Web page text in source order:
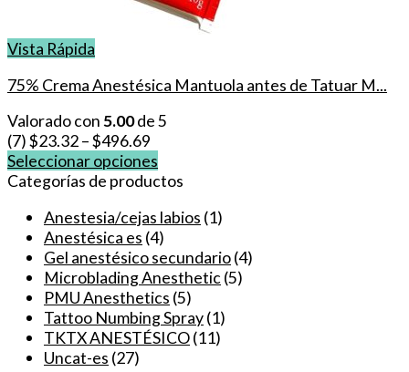
Vista Rápida
75% Crema Anestésica Mantuola antes de Tatuar M...
Valorado con5.00de 5
(7)$23.32–$496.69
Seleccionar opciones
Este
tiene
múltiples
variantes.
Las
opciones
pueden
elegir
Categorías de productos
Anestesia/cejas labios (1)
Anestésica es (4)
Gel anestésico secundario(4)
Microblading Anesthetic(5)
PMU Anesthetics (5)
Tattoo Numbing Spray(1)
TKTX ANESTÉSICO(11)
Uncat-es (27)